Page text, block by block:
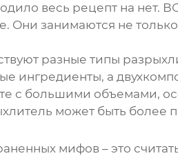
весь рецепт на нет.
Они занимаются не
разные типы
ингредиенты, а
с большими объемами,
может быть более
мифов – это